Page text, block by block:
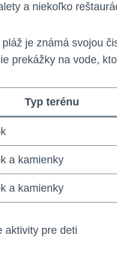
a niekoľko
pláž je známá svojou
prekážky na vode,
Typ terénu
a kamienky
a kamienky